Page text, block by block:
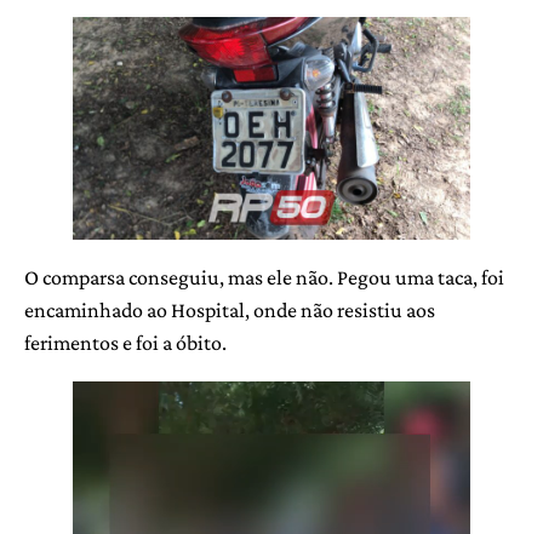
O comparsa conseguiu, mas ele não. Pegou uma taca, foi
encaminhado ao Hospital, onde não resistiu aos
ferimentos e foi a óbito.